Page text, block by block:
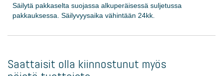
Säilytä pakkaselta suojassa alkuperäisessä suljetussa
pakkauksessa. Säilyvyysaika vähintään 24kk.
Saattaisit olla kiinnostunut myös